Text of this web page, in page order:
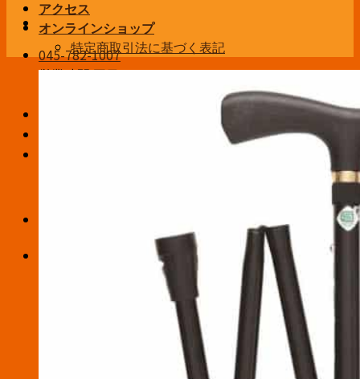
045-782-1007
営業時間 平日6:30~19:00
お買い物カゴに商品がありません。
アクセス
オンラインショップ
特定商取引法に基づく表記